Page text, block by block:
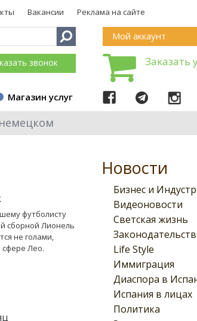
Вакансии Реклама на сайте
звонок
Магазин услуг
Мой аккаунт
Заказать
Новости
Бизнес и
Видеоновости
Светская жизнь
Life Style
Иммиграция
Диаспора в
Испания в лицах
Политика
футболисту
сборной Лионель
не голами,
сфере Лео.